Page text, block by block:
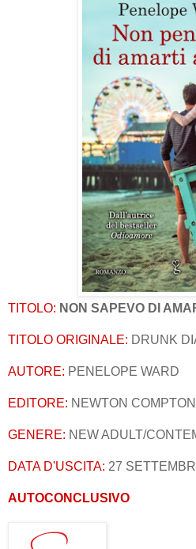
TITOLO: NON SAPEVO DI
TITOLO ORIGINALE: DRUNK
AUTORE: PENELOPE WARD
EDITORE: NEWTON COMPTON
GENERE: NEW ADULT/
DATA D'USCITA: 27
AUTOCONCLUSIVO